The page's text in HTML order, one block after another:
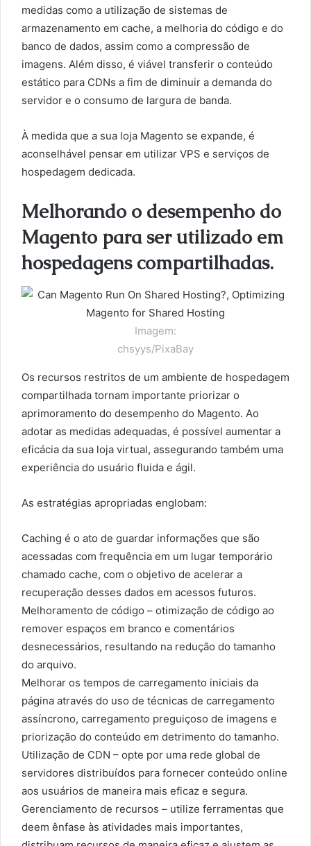
medidas como a utilização de sistemas de
armazenamento em cache, a melhoria do código e do
banco de dados, assim como a compressão de
imagens. Além disso, é viável transferir o conteúdo
estático para CDNs a fim de diminuir a demanda do
servidor e o consumo de largura de banda.
À medida que a sua loja Magento se expande, é
aconselhável pensar em utilizar VPS e serviços de
hospedagem dedicada.
Melhorando o desempenho do
Magento para ser utilizado em
hospedagens compartilhadas.
Imagem:
chsyys/PixaBay
Os recursos restritos de um ambiente de hospedagem
compartilhada tornam importante priorizar o
aprimoramento do desempenho do Magento. Ao
adotar as medidas adequadas, é possível aumentar a
eficácia da sua loja virtual, assegurando também uma
experiência do usuário fluida e ágil.
As estratégias apropriadas englobam:
Caching é o ato de guardar informações que são
acessadas com frequência em um lugar temporário
chamado cache, com o objetivo de acelerar a
recuperação desses dados em acessos futuros.
Melhoramento de código – otimização de código ao
remover espaços em branco e comentários
desnecessários, resultando na redução do tamanho
do arquivo.
Melhorar os tempos de carregamento iniciais da
página através do uso de técnicas de carregamento
assíncrono, carregamento preguiçoso de imagens e
priorização do conteúdo em detrimento do tamanho.
Utilização de CDN – opte por uma rede global de
servidores distribuídos para fornecer conteúdo online
aos usuários de maneira mais eficaz e segura.
Gerenciamento de recursos – utilize ferramentas que
deem ênfase às atividades mais importantes,